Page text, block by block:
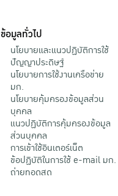
ข้อมูลทั่วไป
นโยบายและแนวปฏิบัติการใช้
ปัญญาประดิษฐ์
นโยบายการใช้งานเครือข่าย
มก.
นโยบายคุ้มครองข้อมูลส่วน
บุคคล
แนวปฏิบัติการคุ้มครองข้อมูล
ส่วนบุคคล
การเข้าใช้อินเตอร์เน็ต
ข้อปฏิบัติในการใช้ e-mail มก.
ถ่ายทอดสด